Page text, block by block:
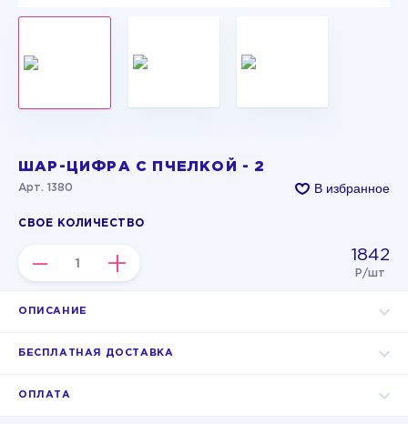
ШАР-ЦИФРА С ПЧЕЛКОЙ - 2
Арт. 1380 В избранное
СВОЕ КОЛИЧЕСТВО
– + 1842
Р/шт
ОПИСАНИЕ
БЕСПЛАТНАЯ ДОСТАВКА
ОПЛАТА